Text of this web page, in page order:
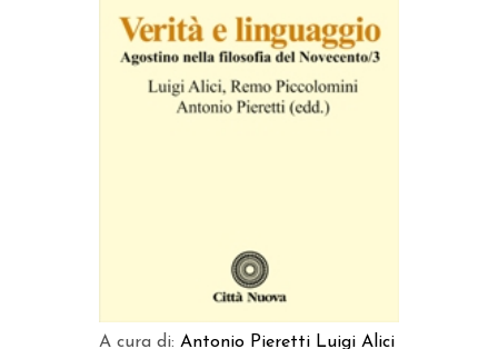
AGGIUNGI AL CARRELLO
A cura di: Antonio Pieretti Luigi Alici